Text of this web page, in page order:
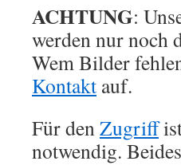
ACHTUNG:
werden nur noch
Wem Bilder
Kontakt auf.
Für denZugriff
notwendig.